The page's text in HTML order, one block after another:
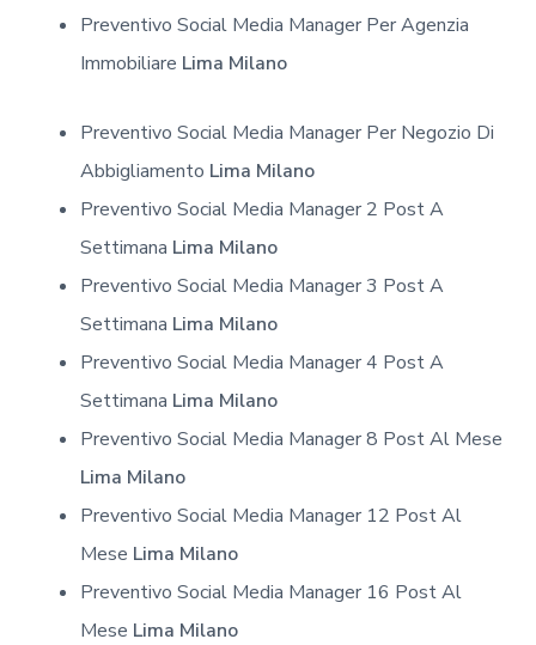
Preventivo Social Media Manager Per Agenzia
Immobiliare Lima Milano
Preventivo Social Media Manager Per Negozio Di
Abbigliamento Lima Milano
Preventivo Social Media Manager 2 Post A
Settimana Lima Milano
Preventivo Social Media Manager 3 Post A
Settimana Lima Milano
Preventivo Social Media Manager 4 Post A
Settimana Lima Milano
Preventivo Social Media Manager 8 Post Al Mese
Lima Milano
Preventivo Social Media Manager 12 Post Al
Mese Lima Milano
Preventivo Social Media Manager 16 Post Al
Mese Lima Milano